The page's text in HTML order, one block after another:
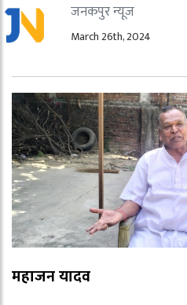
जनकपुर न्यूज
March 26th, 2024
महाजन यादव